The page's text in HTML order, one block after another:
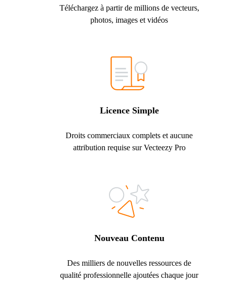
Téléchargez à partir de millions de vecteurs,
photos, images et vidéos
Licence Simple
Droits commerciaux complets et aucune
attribution requise sur Vecteezy Pro
Nouveau Contenu
Des milliers de nouvelles ressources de
qualité professionnelle ajoutées chaque jour